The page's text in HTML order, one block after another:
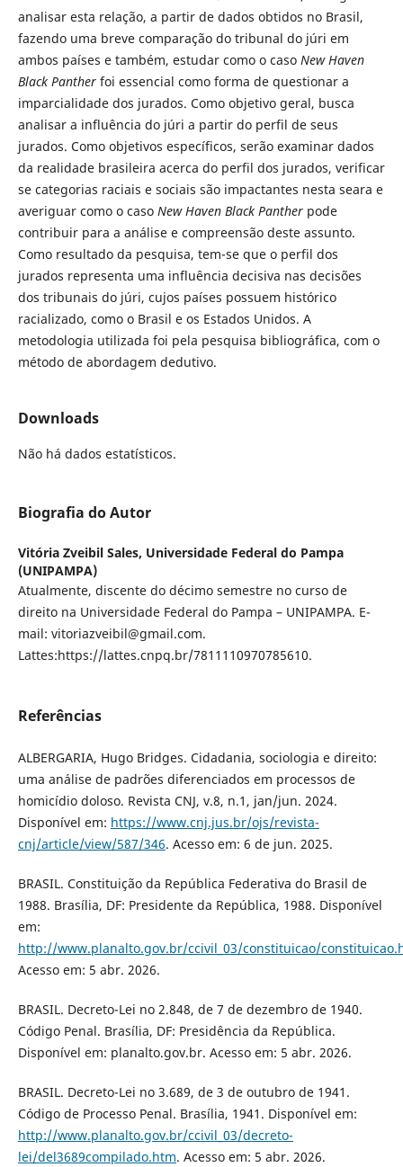
analisar esta relação, a partir de dados obtidos no Brasil,
fazendo uma breve comparação do tribunal do júri em
ambos países e também, estudar como o caso New Haven
Black Pantherfoi essencial como forma de questionar a
imparcialidade dos jurados. Como objetivo geral, busca
analisar a influência do júri a partir do perfil de seus
jurados. Como objetivos específicos, serão examinar dados
da realidade brasileira acerca do perfil dos jurados, verificar
se categorias raciais e sociais são impactantes nesta seara e
averiguar como o caso New Haven Black Pantherpode
contribuir para a análise e compreensão deste assunto.
Como resultado da pesquisa, tem-se que o perfil dos
jurados representa uma influência decisiva nas decisões
dos tribunais do júri, cujos países possuem histórico
racializado, como o Brasil e os Estados Unidos. A
metodologia utilizada foi pela pesquisa bibliográfica, com o
método de abordagem dedutivo.
Downloads
Não há dados estatísticos.
Biografia do Autor
Vitória Zveibil Sales, Universidade Federal do Pampa
(UNIPAMPA)
Atualmente, discente do décimo semestre no curso de
direito na Universidade Federal do Pampa – UNIPAMPA. E-
mail: vitoriazveibil@gmail.com.
Lattes:https://lattes.cnpq.br/7811110970785610.
Referências
ALBERGARIA, Hugo Bridges. Cidadania, sociologia e direito:
uma análise de padrões diferenciados em processos de
homicídio doloso. Revista CNJ, v.8, n.1, jan/jun. 2024.
Disponível em: https://www.cnj.jus.br/ojs/revista-
cnj/article/view/587/346. Acesso em: 6 de jun. 2025.
BRASIL. Constituição da República Federativa do Brasil de
1988. Brasília, DF: Presidente da República, 1988. Disponível
em:
http://www.planalto.gov.br/ccivil_03/constituicao/
Acesso em: 5 abr. 2026.
BRASIL. Decreto-Lei no 2.848, de 7 de dezembro de 1940.
Código Penal. Brasília, DF: Presidência da República.
Disponível em: planalto.gov.br. Acesso em: 5 abr. 2026.
BRASIL. Decreto-Lei no 3.689, de 3 de outubro de 1941.
Código de Processo Penal. Brasília, 1941. Disponível em:
http://www.planalto.gov.br/ccivil_03/decreto-
lei/del3689compilado.htm. Acesso em: 5 abr. 2026.